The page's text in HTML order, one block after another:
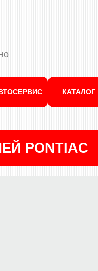
КАТАЛОГ
PONTIAC